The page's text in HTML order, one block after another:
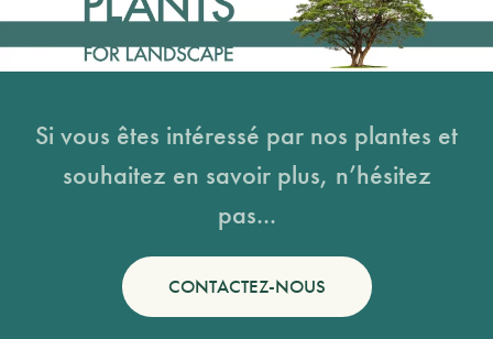
Si vous êtes intéressé par nos plantes et
souhaitez en savoir plus, n’hésitez
pas...
CONTACTEZ-NOUS